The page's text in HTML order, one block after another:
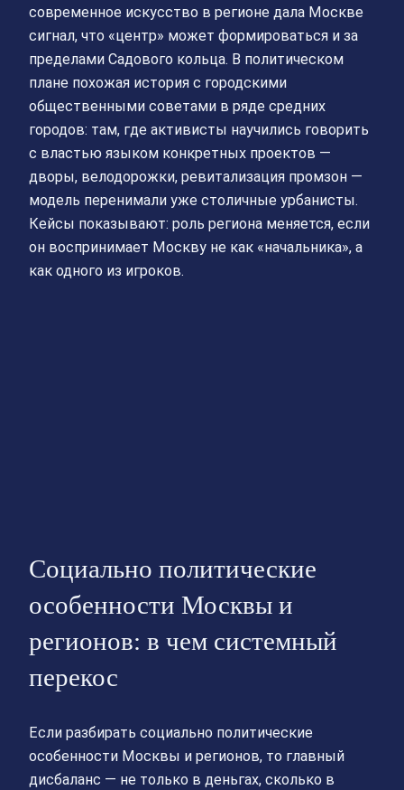
современное искусство в регионе дала Москве
сигнал, что «центр» может формироваться и за
пределами Садового кольца. В политическом
плане похожая история с городскими
общественными советами в ряде средних
городов: там, где активисты научились говорить
с властью языком конкретных проектов —
дворы, велодорожки, ревитализация промзон —
модель перенимали уже столичные урбанисты.
Кейсы показывают: роль региона меняется, если
он воспринимает Москву не как «начальника», а
как одного из игроков.
Социально политические
особенности Москвы и
регионов: в чем системный
перекос
Если разбирать социально политические
особенности Москвы и регионов, то главный
дисбаланс — не только в деньгах, сколько в